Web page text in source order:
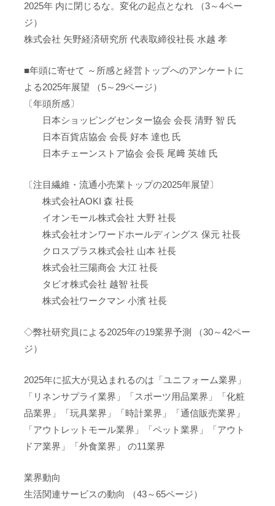
2025年 内に閉じるな。変化の起点となれ （3～4ペー
ジ）
株式会社 矢野経済研究所 代表取締役社長 水越 孝
■年頭に寄せて ～所感と経営トップへのアンケートに
よる2025年展望 （5～29ページ）
〔年頭所感〕
日本ショッピングセンター協会 会長 清野 智 氏
日本百貨店協会 会長 好本 達也 氏
日本チェーンストア協会 会長 尾﨑 英雄 氏
〔注目繊維・流通小売業トップの2025年展望〕
株式会社AOKI 森 社長
イオンモール株式会社 大野 社長
株式会社オンワードホールディングス 保元 社長
クロスプラス株式会社 山本 社長
株式会社三陽商会 大江 社長
タビオ株式会社 越智 社長
株式会社ワークマン 小濱 社長
◇弊社研究員による2025年の19業界予測 （30～42ペー
ジ）
2025年に拡大が見込まれるのは「ユニフォーム業界」
「リネンサプライ業界」「スポーツ用品業界」「化粧
品業界」「玩具業界」「時計業界」「通信販売業界」
「アウトレットモール業界」「ペット業界」「アウト
ドア業界」「外食業界」 の11業界
業界動向
生活関連サービスの動向 （43～65ページ）